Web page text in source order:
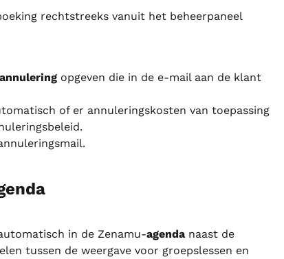
rechtstreeks vanuit het beheerpaneel
opgeven die in de e-mail aan de klant
of er annuleringskosten van toepassing
in de Zenamu-agenda naast de
tussen de weergave voor groepslessen en